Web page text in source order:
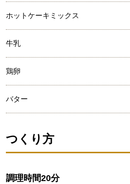
ホットケーキミックス
牛乳
鶏卵
バター
つくり方
調理時間20分